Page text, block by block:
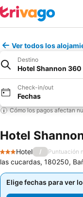
Ver todos los
Destino
Hotel Shannon 360
Check-in/out
Fechas
Cómo los pagos afectan
Hotel
3 Estrellas
Hotel / Puntuación
las cucardas, 180250,
Elige fechas para ver
Elige fechas para ver